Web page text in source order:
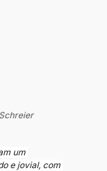
um
e jovial, com